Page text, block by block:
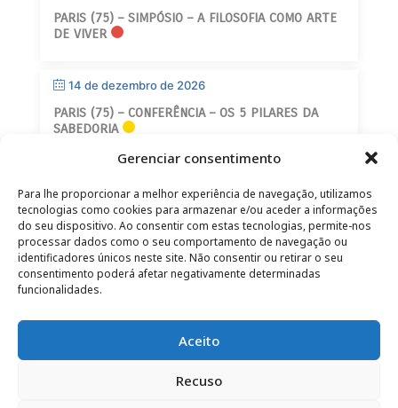
Gerenciar consentimento
Para lhe proporcionar a melhor experiência de navegação, utilizamos
tecnologias como cookies para armazenar e/ou aceder a informações
do seu dispositivo. Ao consentir com estas tecnologias, permite-nos
processar dados como o seu comportamento de navegação ou
identificadores únicos neste site. Não consentir ou retirar o seu
consentimento poderá afetar negativamente determinadas
funcionalidades.
Aceito
Recuso
PARIS (75) – SIMPÓSIO – A FILOSOFIA COMO ARTE
DE VIVER
14 de dezembro de 2026
PARIS (75) – CONFERÊNCIA – OS 5 PILARES DA
SABEDORIA
CONTATO–AVISO LEGAL–PÁGINA DO LEITOR–